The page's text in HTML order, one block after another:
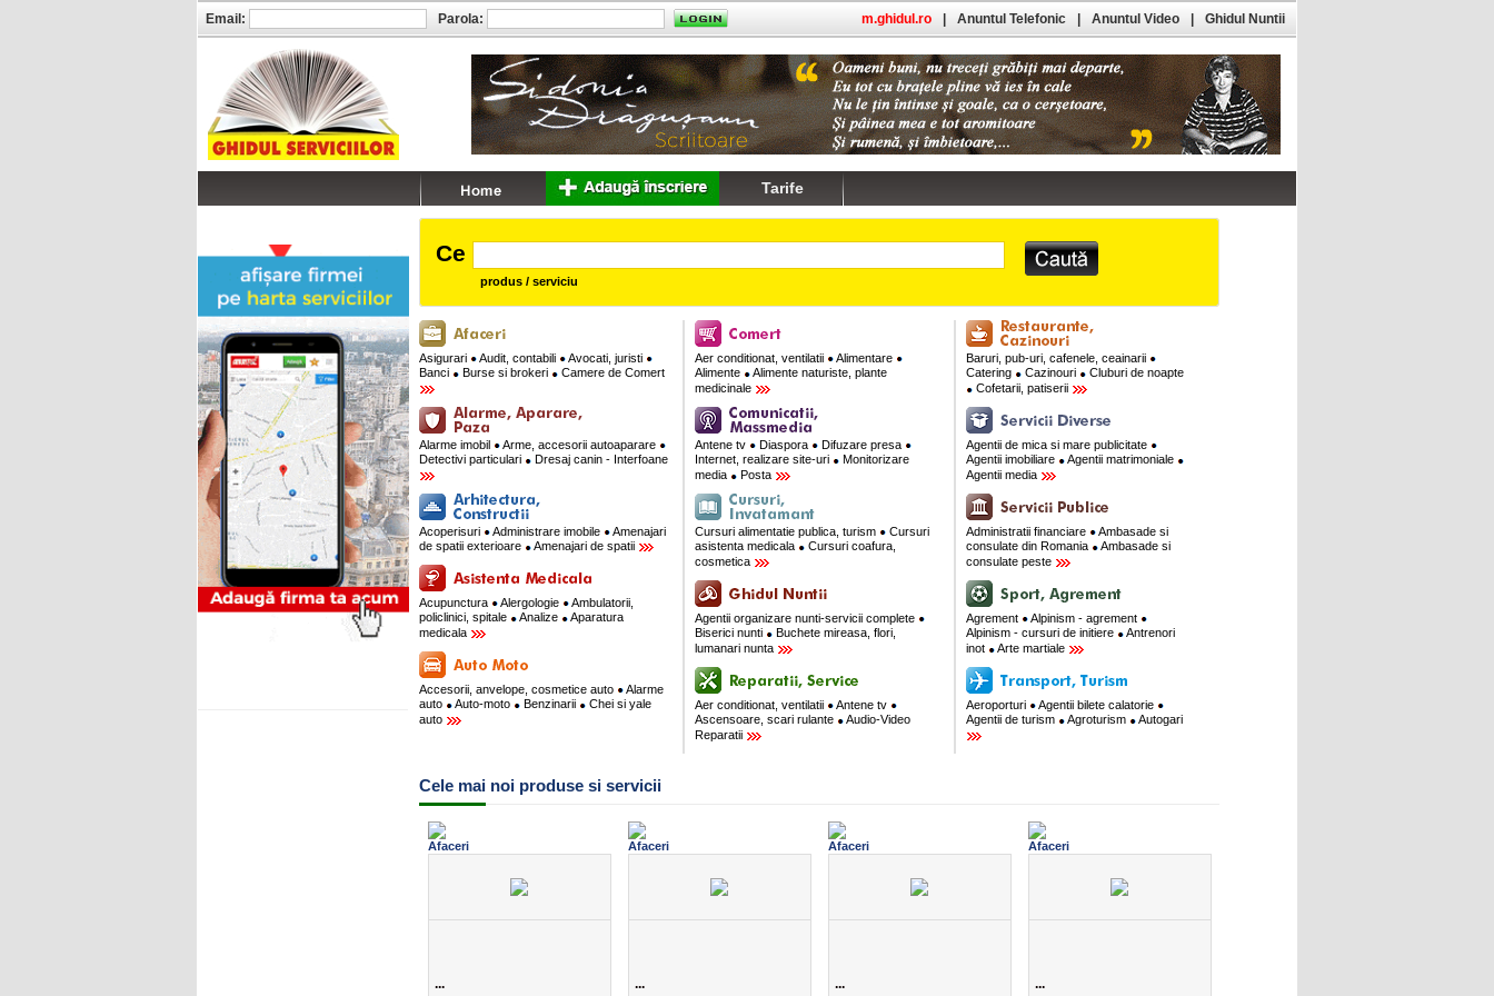
Ce
produs / serviciu
Asigurari Audit, contabili Avocati, juristi
Banci Burse si brokeri Camere de Comert
Alarme imobil Arme, accesorii autoaparare
Detectivi particulari Dresaj canin - Interfoane
Acoperisuri Administrare imobile Amenajari
de spatii exterioare Amenajari de spatii
Acupunctura Alergologie Ambulatorii,
policlinici, spitale Analize
Aparatura
medicala
Accesorii, anvelope, cosmetice auto Alarme
auto Auto-moto Benzinarii
Chei si yale
auto
Aer conditionat, ventilatii Alimentare
Alimente
Alimente naturiste, plante
medicinale
Antene tv Diaspora Difuzare presa
Internet, realizare site-uri
Monitorizare
media
Posta
Cursuri alimentatie publica, turism Cursuri
asistenta medicala
Cursuri coafura,
cosmetica
Agentii organizare nunti-servicii complete
Biserici nunti
Buchete mireasa, flori,
lumanari nunta
Aer conditionat, ventilatii Antene tv
Ascensoare, scari rulante
Audio-Video
Reparatii
Baruri, pub-uri, cafenele, ceainarii
Catering Cazinouri
Cluburi de noapte
Cofetarii, patiserii
Agentii de mica si mare publicitate
Agentii imobiliare
Agentii matrimoniale
Agentii media
Administratii financiare Ambasade si
consulate din Romania
Ambasade si
consulate peste
Agrement Alpinism - agrement
Alpinism - cursuri de initiere
Antrenori
inot
Arte martiale
Aeroporturi Agentii bilete calatorie
Agentii de turism Agroturism Autogari
Cele mai noi produse si servicii
... ... ... ...
Email: Parola: m.ghidul.ro Anuntul Telefonic Anuntul Video Ghidul Nuntii
Tarife